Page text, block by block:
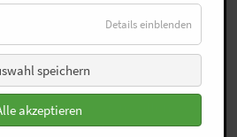
aus Frankfurt, schreibt
Wechsel. Am liebsten über
in der Provinz, wo
zwar selten mit einer
mit Streuselkuchen belohnt
schreibt sie ganz offen, was
mehr Frau Schmitt will, wird
Details einblenden
speichern
akzeptieren